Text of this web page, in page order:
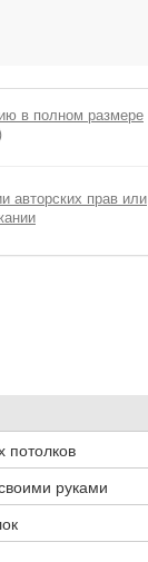
в полном размере
авторских прав или
потолков
руками